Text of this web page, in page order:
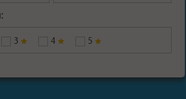
3 4 5